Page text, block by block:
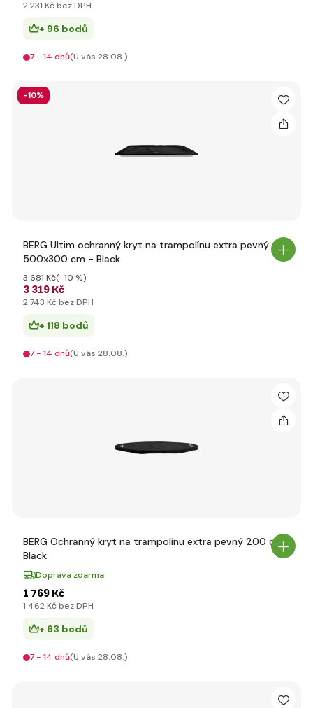
2 231 Kč bez DPH
+ 96 bodů
7 - 14 dnů(U vás 28.08.)
-10%
BERG Ultim ochranný kryt na trampolínu extra pevný
500x300 cm - Black
3 319 Kč
3 681 Kč(-10 %)
2 743 Kč bez DPH
+ 118 bodů
7 - 14 dnů(U vás 28.08.)
BERG Ochranný kryt na trampolínu extra pevný 200 cm
Black
Doprava zdarma
1 769 Kč
1 462 Kč bez DPH
+ 63 bodů
7 - 14 dnů(U vás 28.08.)